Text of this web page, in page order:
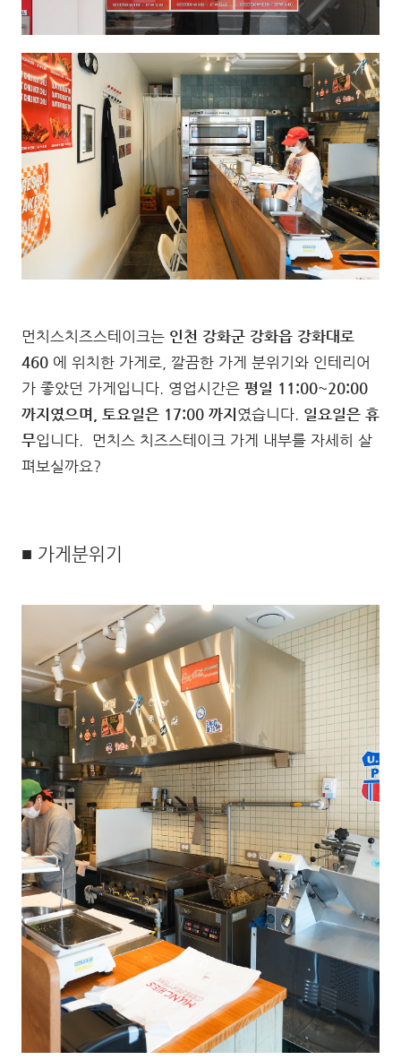
먼치스치즈스테이크는 인천 강화군 강화읍 강화대로
460 에 위치한 가게로, 깔끔한 가게 분위기와 인테리어
가 좋았던 가게입니다. 영업시간은 평일 11:00~20:00
까지였으며, 토요일은 17:00 까지였습니다. 일요일은 휴
무입니다. 먼치스 치즈스테이크 가게 내부를 자세히 살
펴보실까요?
■ 가게분위기